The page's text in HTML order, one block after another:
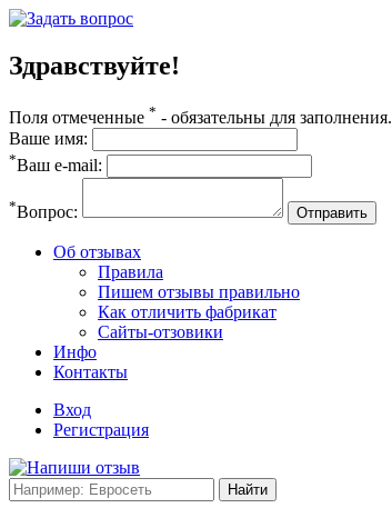
Здравствуйте!
Поля отмеченные * - обязательны для заполнения.
Ваше имя:
*Ваш e-mail:
*Вопрос: Отправить
Об отзывах
Правила
Пишем отзывы правильно
Как отличить фабрикат
Сайты-отзовики
Инфо
Контакты
Вход
Регистрация